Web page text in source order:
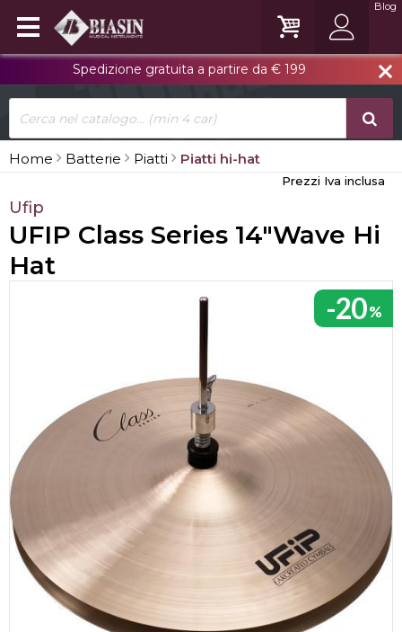
close
Spedizione gratuita a partire da € 199
Blog
Home Batterie Piatti Piatti hi-hat
Prezzi Iva inclusa
Ufip
UFIP Class Series 14"Wave Hi
Hat
-20%